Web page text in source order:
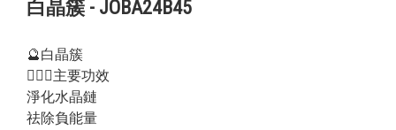
白晶簇 - JOBA24B45
🔮白晶簇
💁🏻‍♀️主要功效
淨化水晶鏈
祛除負能量